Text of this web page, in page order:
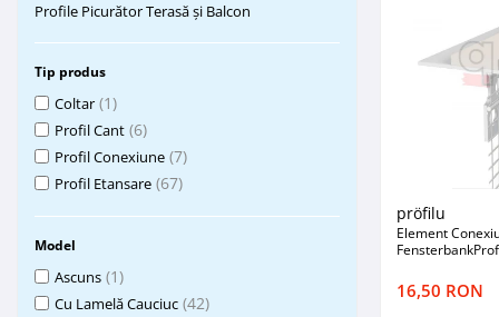
Dibluri prin înfiletare
Plasă Armare
Plasă Termoizolație
Plasă Tencuieli și Șape
Alte Plase
Adezivi Termoizolații
Benzi Adezive
Barieră de Vapori
Profile Picurător Terasă și Balcon
Tip produs
Coltar (1)
Profil Cant (6)
Profil Conexiune (7)
Profil Etansare (67)
Model
Ascuns (1)
Cu Lamelă Cauciuc (42)
pröfilu
Element
16,50 RON